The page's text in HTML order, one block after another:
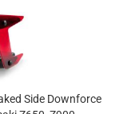
Side Downforce